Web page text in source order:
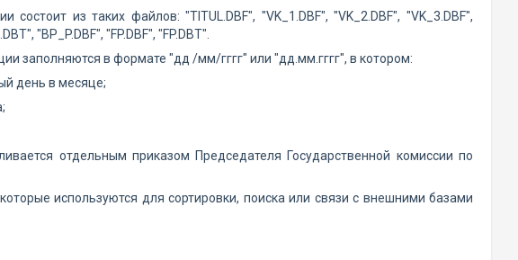
из таких файлов: "TITUL.DBF", "VK_1.DBF", "VK_2.DBF", "VK_3.DBF",
"BP_P.DBF", "FP.DBF", "FP.DBT".
заполняются в формате "дд /мм/гггг" или "дд.мм.гггг", в котором:
день в месяце;
отдельным приказом Председателя Государственной комиссии по
используются для сортировки, поиска или связи с внешними базами